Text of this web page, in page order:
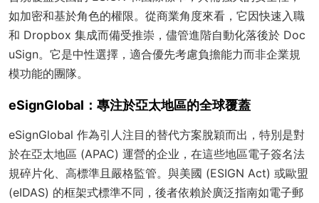
如加密和基於角色的權限。從商業角度來看，它因快速入職
和 Dropbox 集成而備受推崇，儘管進階自動化落後於 Doc
uSign。它是中性選擇，適合優先考慮負擔能力而非企業規
模功能的團隊。
eSignGlobal：專注於亞太地區的全球覆蓋
eSignGlobal 作為引人注目的替代方案脫穎而出，特別是對
於在亞太地區 (APAC) 運營的企业，在這些地區電子簽名法
規碎片化、高標準且嚴格監管。與美國 (ESIGN Act) 或歐盟
(eIDAS) 的框架式標準不同，後者依賴於廣泛指南如電子郵